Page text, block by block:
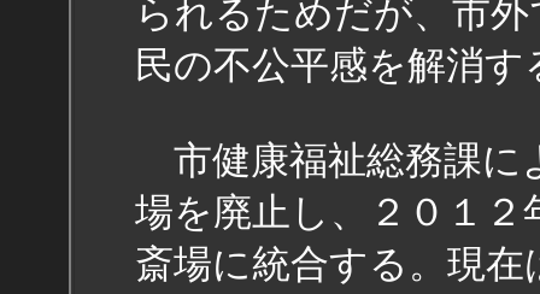
られるためだが、市
民の不公平感を解消
市健康福祉総務課に
場を廃止し、２０１
斎場に統合する。現